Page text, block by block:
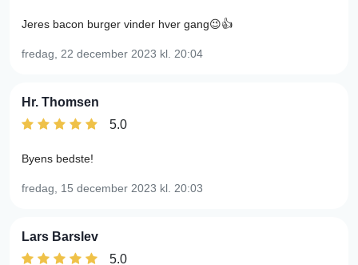
Jeres bacon burger vinder hver gang😉👍
fredag, 22 december 2023 kl. 20:04
Hr. Thomsen
5.0
Byens bedste!
fredag, 15 december 2023 kl. 20:03
Lars Barslev
5.0